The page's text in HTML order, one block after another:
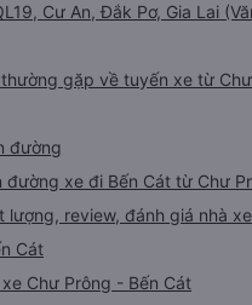
Cư An, Đắk Pơ, Gia Lai
gặp về tuyến xe từ
đường
đường xe đi Bến Cát từ Chư
lượng, review, đánh giá nhà
Cát
xe Chư Prông - Bến Cát